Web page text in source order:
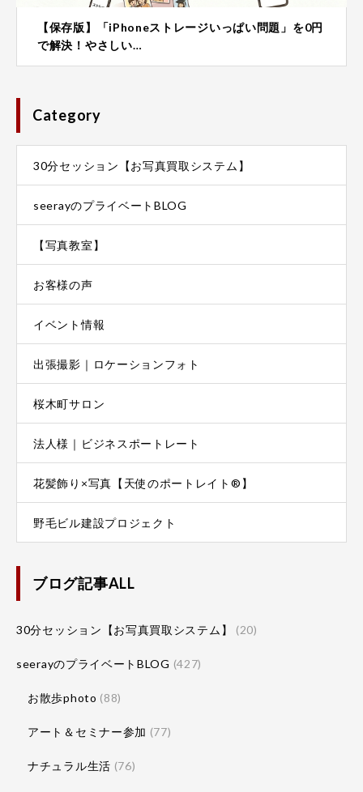
【保存版】「iPhoneストレージいっぱい問題」を0円
で解決！やさしい…
Category
30分セッション【お写真買取システム】
seerayのプライベートBLOG
【写真教室】
お客様の声
イベント情報
出張撮影｜ロケーションフォト
桜木町サロン
法人様｜ビジネスポートレート
花髪飾り×写真【天使のポートレイト®】
野毛ビル建設プロジェクト
ブログ記事ALL
30分セッション【お写真買取システム】 (20)
seerayのプライベートBLOG (427)
お散歩photo (88)
アート＆セミナー参加 (77)
ナチュラル生活 (76)